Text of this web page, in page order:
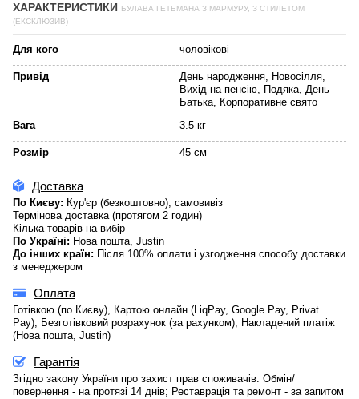
ХАРАКТЕРИСТИКИ БУЛАВА ГЕТЬМАНА З МАРМУРУ, З СТИЛЕТОМ
(ЕКСКЛЮЗИВ)
Для кого чоловікові
Привід
День народження, Новосілля,
Вихід на пенсію, Подяка, День
Батька, Корпоративне свято
Вага
3.5 кг
Розмір 45 см
Доставка
По Києву: Кур'єр (безкоштовно), самовивіз
Термінова доставка (протягом 2 годин)
Кілька товарів на вибір
По Україні: Нова пошта, Justin
До інших країн: Після 100% оплати і узгодження способу доставки
з менеджером
Оплата
Готівкою (по Києву), Картою онлайн (LiqPay, Google Pay, Privat
Pay), Безготівковий розрахунок (за рахунком), Накладений платіж
(Нова пошта, Justin)
Гарантія
Згідно закону України про захист прав споживачів: Обмін/
повернення - на протязі 14 днів; Реставрація та ремонт - за запитом